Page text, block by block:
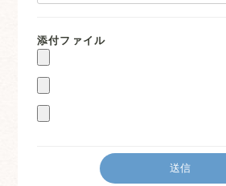
添付ファイル